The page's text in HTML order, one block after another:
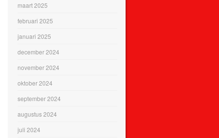
maart 2025
februari 2025
januari 2025
december 2024
november 2024
oktober 2024
september 2024
augustus 2024
juli 2024